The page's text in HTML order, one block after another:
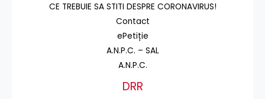
CE TREBUIE SA STITI DESPRE CORONAVIRUS!
Contact
ePetiție
A.N.P.C. – SAL
A.N.P.C.
DRR